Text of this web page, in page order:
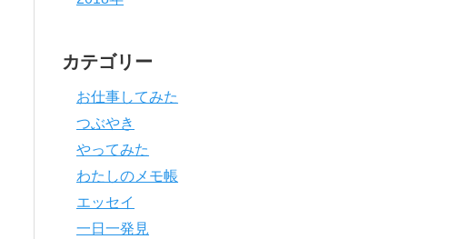
カテゴリー
お仕事してみた
つぶやき
やってみた
わたしのメモ帳
エッセイ
一日一発見